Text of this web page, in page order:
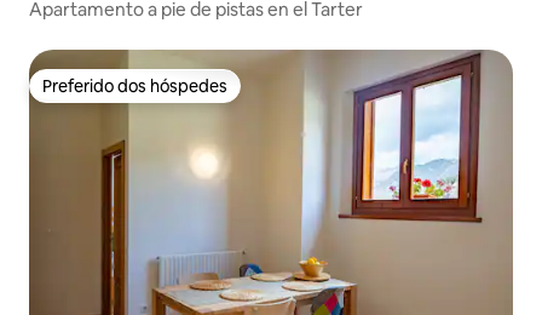
Apartamento a pie de pistas en el Tarter
Preferido dos hóspedes
Preferido dos hóspedes